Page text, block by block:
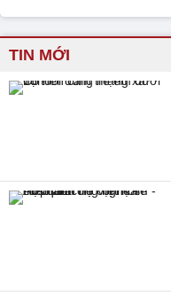
TIN MỚI